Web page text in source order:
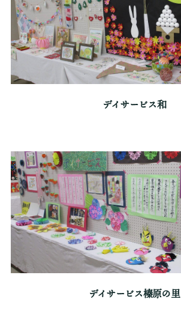
デイサービス和
デイサービス榛原の里